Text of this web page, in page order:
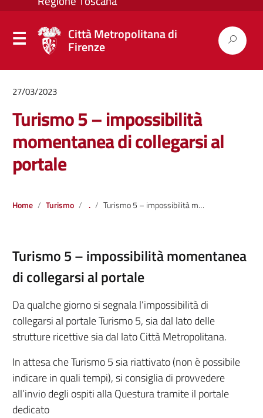
Città Metropolitana di
Firenze
27/03/2023
Turismo 5 – impossibilità
momentanea di collegarsi al
portale
Home Turismo . Turismo 5 – impossibilità momentanea di collegarsi al portale
Turismo 5 – impossibilità momentanea
di collegarsi al portale
Da qualche giorno si segnala l’impossibilità di
collegarsi al portale Turismo 5, sia dal lato delle
strutture ricettive sia dal lato Città Metropolitana.
In attesa che Turismo 5 sia riattivato (non è possibile
indicare in quali tempi), si consiglia di provvedere
all’invio degli ospiti alla Questura tramite il portale
dedicato